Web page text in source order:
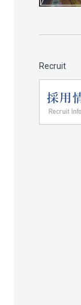
Recruit